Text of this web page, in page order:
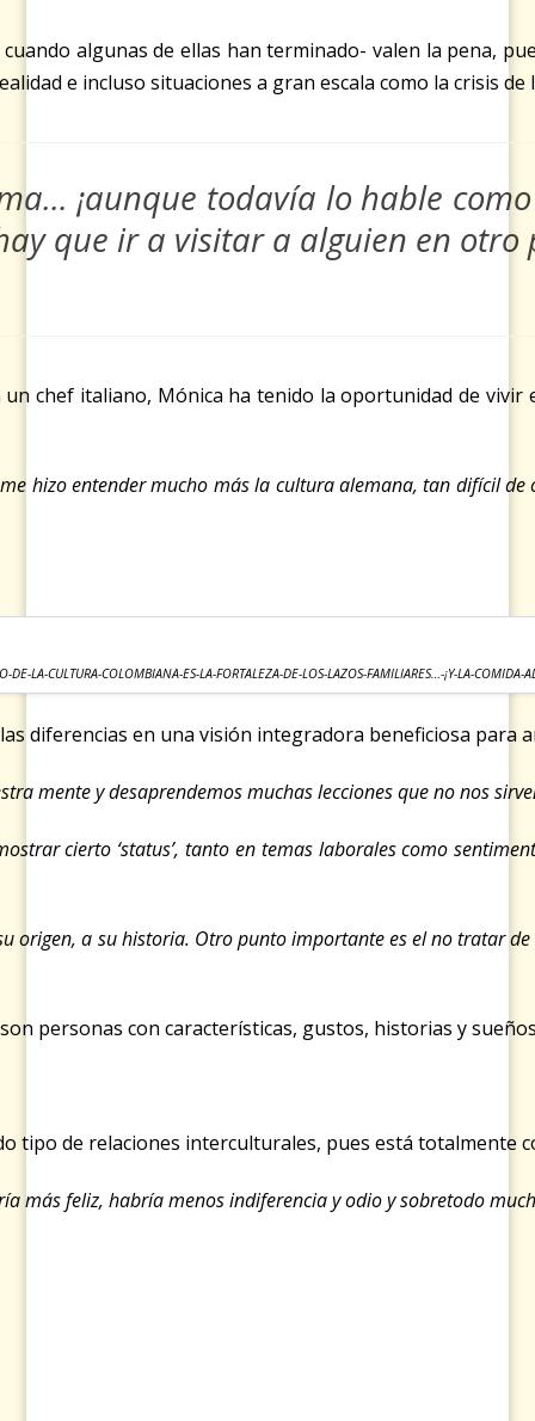
algunas de ellas han terminado- valen la
e incluso situaciones a gran escala como la crisis
¡aunque todavía lo hable
que ir a visitar a alguien en otro
chef italiano, Mónica ha tenido la oportunidad de
hizo entender mucho más la cultura alemana, tan difícil
DE-LA-CULTURA-COLOMBIANA-ES-LA-FORTALEZA-DE-LOS-LAZOS-FAMILIARES…-¡Y-LA-COMIDA-
diferencias en una visión integradora beneficiosa para
mente y desaprendemos muchas lecciones que no nos
cierto ‘status’, tanto en temas laborales como
origen, a su historia. Otro punto importante es el no tratar
personas con características, gustos, historias y
tipo de relaciones interculturales, pues está totalmente
más feliz, habría menos indiferencia y odio y sobretodo